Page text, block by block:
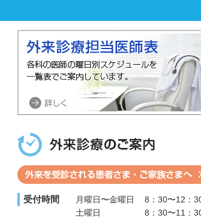
受付時間 月曜日〜金曜日
8：30〜12：
土曜日
8：30〜11：